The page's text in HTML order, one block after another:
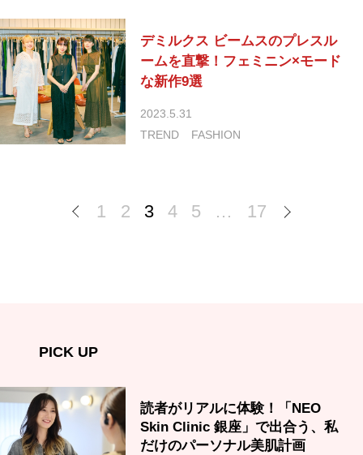
デミルクス ビームスのプレスル
ームを直撃！フェミニン×モード
な新作9選
2023.5.31
TREND
FASHION
1 2 3 4 5 … 17
PICK UP
読者がリアルに体験！「NEO
Skin Clinic 銀座」で出合う、私
だけのパーソナル美肌計画